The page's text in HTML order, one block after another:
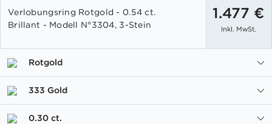
Anfang
der
Bildgalerie
Verlobungsring Rotgold - 0.54 ct.
Brillant - Modell N°3304, 3-Stein
1.477 €
Inkl. MwSt.
Rotgold
333 Gold
0.30 ct.